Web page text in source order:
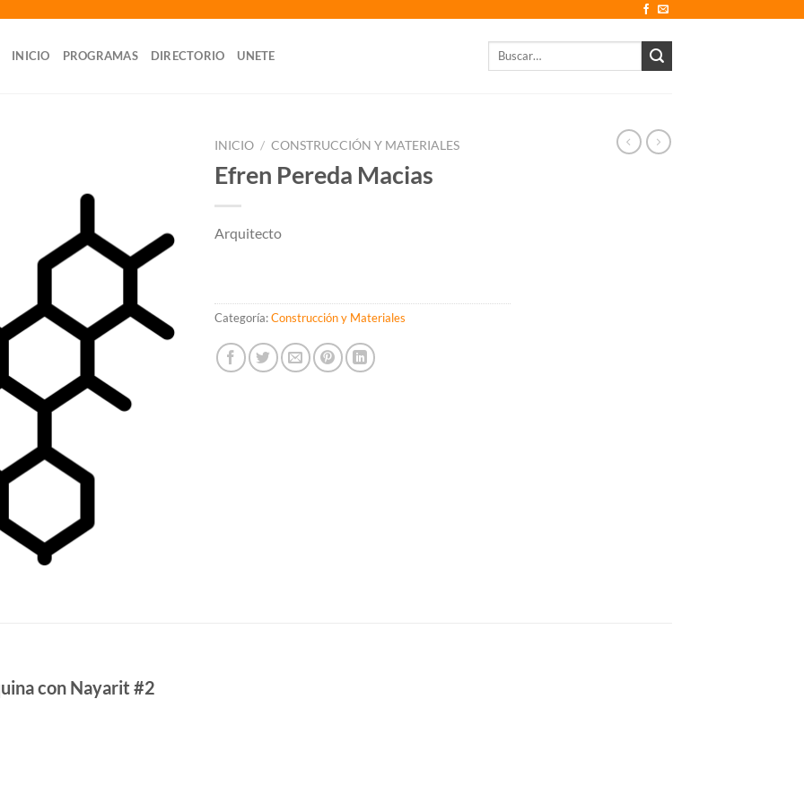
INICIO PROGRAMAS DIRECTORIO UNETE
Buscar
INICIO / CONSTRUCCIÓN Y MATERIALES
Efren Pereda Macias
Arquitecto
Categoría:Construcción y Materiales
con Nayarit #2